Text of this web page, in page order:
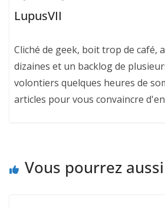
LupusVII
Cliché de geek, boit trop de café,
dizaines et un backlog de
volontiers quelques heures de
articles pour vous convaincre
Vous pourrez